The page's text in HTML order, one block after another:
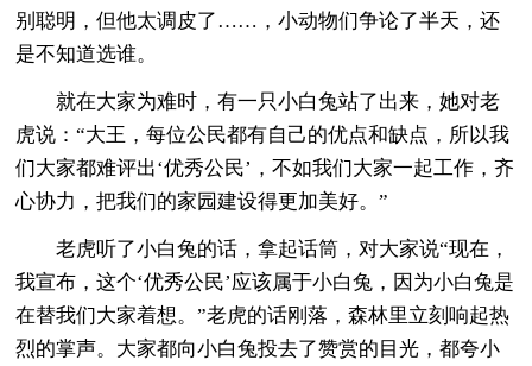
别聪明，但他太调皮了……，小动物们争论了半天，还
是不知道选谁。
就在大家为难时，有一只小白兔站了出来，她对老
虎说：“大王，每位公民都有自己的优点和缺点，所以我
们大家都难评出‘优秀公民’，不如我们大家一起工作，齐
心协力，把我们的家园建设得更加美好。”
老虎听了小白兔的话，拿起话筒，对大家说“现在，
我宣布，这个‘优秀公民’应该属于小白兔，因为小白兔是
在替我们大家着想。”老虎的话刚落，森林里立刻响起热
烈的掌声。大家都向小白兔投去了赞赏的目光，都夸小